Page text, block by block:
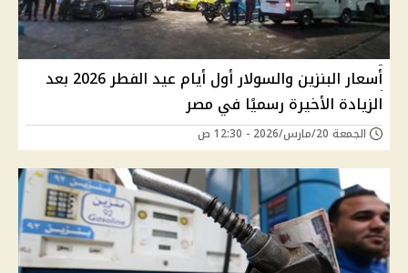
أسعار البنزين والسولار أول أيام عيد الفطر 2026 بعد
الزيادة الأخيرة رسميًا في مصر
الجمعة 20/مارس/2026 - 12:30 ص